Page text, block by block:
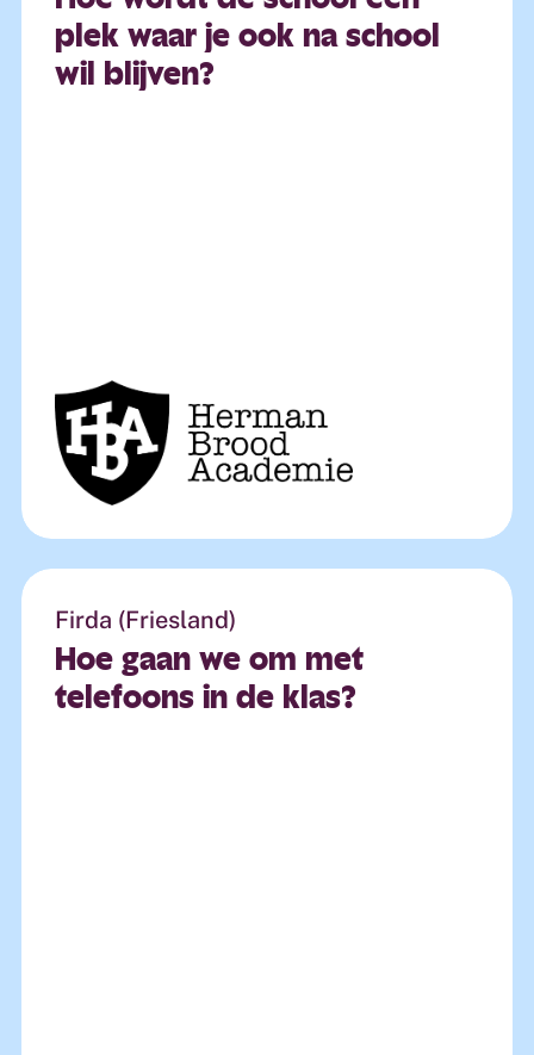
plek waar je ook na school
wil
blijven?
Firda (Friesland)
Hoe gaan we om met
telefoons in de klas?